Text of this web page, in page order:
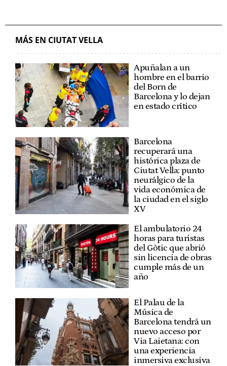
MÁS EN CIUTAT VELLA
Apuñalan a un
hombre en el barrio
del Born de
Barcelona y lo dejan
en estado crítico
Barcelona
recuperará una
histórica plaza de
Ciutat Vella: punto
neurálgico de la
vida económica de
la ciudad en el siglo
XV
El ambulatorio 24
horas para turistas
del Gòtic que abrió
sin licencia de obras
cumple más de un
año
El Palau de la
Música de
Barcelona tendrá un
nuevo acceso por
Via Laietana: con
una experiencia
inmersiva exclusiva